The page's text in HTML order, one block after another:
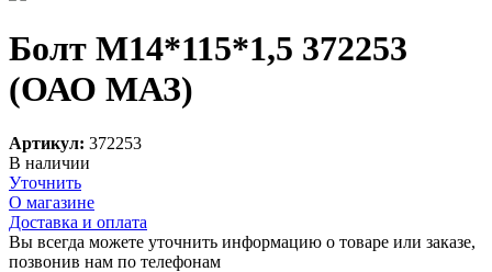
Болт М14*115*1,5 372253
(ОАО МАЗ)
Артикул: 372253
В наличии
Уточнить
О магазине
Доставка и оплата
Вы всегда можете уточнить информацию о товаре или заказе,
позвонив нам по телефонам